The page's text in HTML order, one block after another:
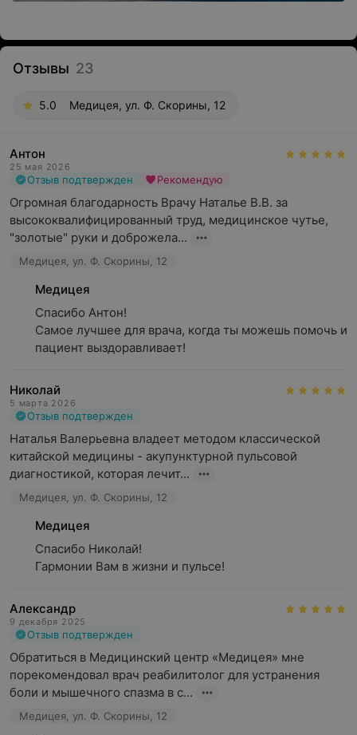
Отзывы 23
5.0 Медицея, ул. Ф. Скорины, 12
Антон
25 мая 2026
Отзыв подтвержден Рекомендую
Огромная благодарность Врачу Наталье В.В. за
высококвалифицированный труд, медицинское чутье,
"золотые" руки и доброжела...
Медицея, ул. Ф. Скорины, 12
Медицея
Спасибо Антон!
Самое лучшее для врача, когда ты можешь помочь и
пациент выздоравливает!
Николай
5 марта 2026
Отзыв подтвержден
Наталья Валерьевна владеет методом классической
китайской медицины - акупунктурной пульсовой
диагностикой, которая лечит...
Медицея, ул. Ф. Скорины, 12
Медицея
Спасибо Николай!
Гармонии Вам в жизни и пульсе!
Александр
9 декабря 2025
Отзыв подтвержден
Обратиться в Медицинский центр «Медицея» мне
порекомендовал врач реабилитолог для устранения
боли и мышечного спазма в с...
Медицея, ул. Ф. Скорины, 12